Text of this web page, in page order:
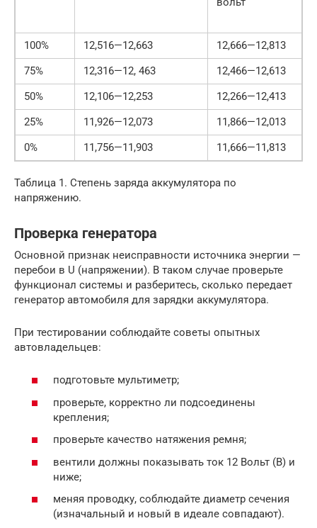
100% 12,516—12,663
12,666—12,813
75%
12,316—12, 463
12,466—12,613
50%
12,106—12,253
12,266—12,413
25%
11,926—12,073
11,866—12,013
0%
11,756—11,903 11,666—11,813
Таблица 1. Степень заряда аккумулятора по
напряжению.
Проверка генератора
Основной признак неисправности источника энергии —
перебои в U (напряжении). В таком случае проверьте
функционал системы и разберитесь, сколько передает
генератор автомобиля для зарядки аккумулятора.
При тестировании соблюдайте советы опытных
автовладельцев:
подготовьте мультиметр;
проверьте, корректно ли подсоединены
крепления;
проверьте качество натяжения ремня;
вентили должны показывать ток 12 Вольт (В) и
ниже;
меняя проводку, соблюдайте диаметр сечения
(изначальный и новый в идеале совпадают).